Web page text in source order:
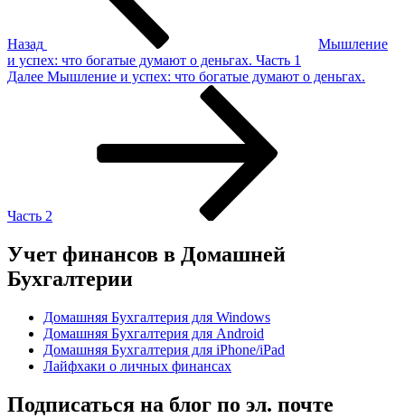
Назад
Мышление
и успех: что богатые думают о деньгах. Часть 1
Следующая
Далее Мышление и успех: что богатые думают о деньгах.
Часть 2
Учет финансов в Домашней
Бухгалтерии
Домашняя Бухгалтерия для Windows
Домашняя Бухгалтерия для Android
Домашняя Бухгалтерия для iPhone/iPad
Лайфхаки о личных финансах
Подписаться на блог по эл. почте